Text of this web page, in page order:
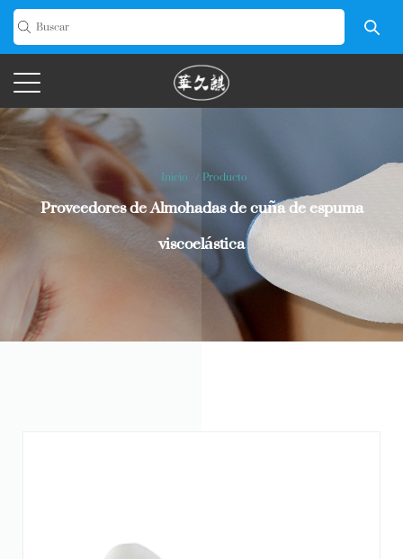
Inicio /Producto
Proveedores de Almohadas de cuña de espuma
viscoelástica